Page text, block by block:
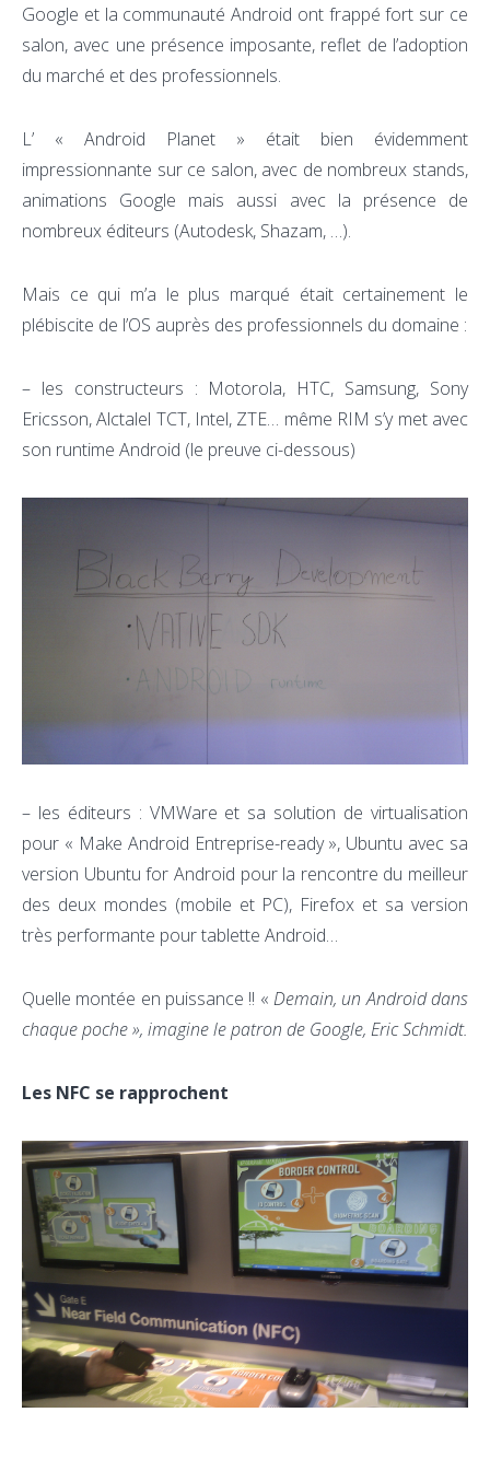
Google et la communauté Android ont frappé fort sur ce
salon, avec une présence imposante, reflet de l’adoption
du marché et des professionnels.
L’ « Android Planet » était bien évidemment
impressionnante sur ce salon, avec de nombreux stands,
animations Google mais aussi avec la présence de
nombreux éditeurs (Autodesk, Shazam, …).
Mais ce qui m’a le plus marqué était certainement le
plébiscite de l’OS auprès des professionnels du domaine :
– les constructeurs : Motorola, HTC, Samsung, Sony
Ericsson, Alctalel TCT, Intel, ZTE… même RIM s’y met avec
son runtime Android (le preuve ci-dessous)
– les éditeurs : VMWare et sa solution de virtualisation
pour « Make Android Entreprise-ready », Ubuntu avec sa
version Ubuntu for Android pour la rencontre du meilleur
des deux mondes (mobile et PC), Firefox et sa version
très performante pour tablette Android…
Quelle montée en puissance !! « Demain, un Android dans
chaque poche », imagine le patron de Google, Eric Schmidt.
Les NFC se rapprochent